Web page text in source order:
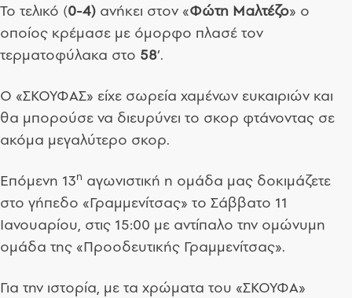
Το τελικό (0-4) ανήκει στον «Φώτη Μαλτέζο» ο
οποίος κρέμασε με όμορφο πλασέ τον
τερματοφύλακα στο 58’.
Ο «ΣΚΟΥΦΑΣ» είχε σωρεία χαμένων ευκαιριών και
θα μπορούσε να διευρύνει το σκορ φτάνοντας σε
ακόμα μεγαλύτερο σκορ.
Επόμενη 13η αγωνιστική η ομάδα μας δοκιμάζετε
στο γήπεδο «Γραμμενίτσας» το Σάββατο 11
Ιανουαρίου, στις 15:00 με αντίπαλο την ομώνυμη
ομάδα της «Προοδευτικής Γραμμενίτσας».
Για την ιστορία, με τα χρώματα του «ΣΚΟΥΦΑ»